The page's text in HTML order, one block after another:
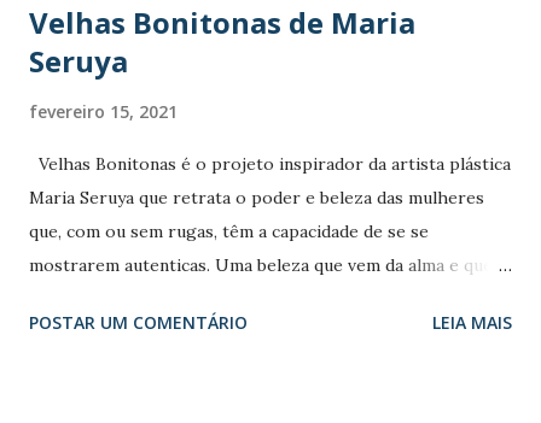
Velhas Bonitonas de Maria
Seruya
fevereiro 15, 2021
Velhas Bonitonas é o projeto inspirador da artista plástica
Maria Seruya que retrata o poder e beleza das mulheres
que, com ou sem rugas, têm a capacidade de se se
mostrarem autenticas. Uma beleza que vem da alma e que
vida vivida a cada momento tal como ela é, sem receio dos
POSTAR UM COMENTÁRIO LEIA MAIS